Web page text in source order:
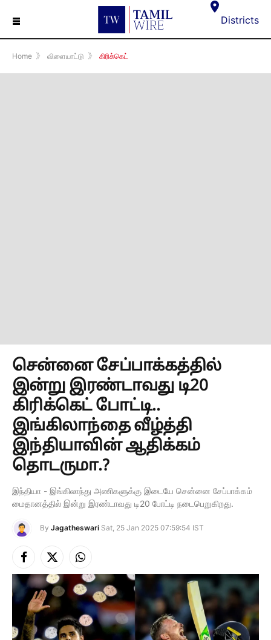
☰ Districts
Home 》 விளையாட்டு 》 கிரிக்கெட்
சென்னை சேப்பாக்கத்தில்
இன்று இரண்டாவது டி20
கிரிக்கெட் போட்டி..
இங்கிலாந்தை வீழ்த்தி
இந்தியாவின் ஆதிக்கம்
தொடருமா.?
இந்தியா - இங்கிலாந்து அணிகளுக்கு இடையே சென்னை சேப்பாக்கம்
மைதானத்தில் இன்று இரண்டாவது டி20 போட்டி நடைபெறுகிறது.
By Jagatheswari Sat, 25 Jan 2025 07:59:54 IST
Facebook
X
(Twitter)
Instagram